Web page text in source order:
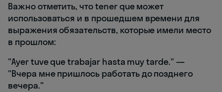
Важно отметить, что tener que может
использоваться и в прошедшем времени для
выражения обязательств, которые имели место
в прошлом:
"Ayer tuve que trabajar hasta muy tarde." —
"Вчера мне пришлось работать до позднего
вечера."